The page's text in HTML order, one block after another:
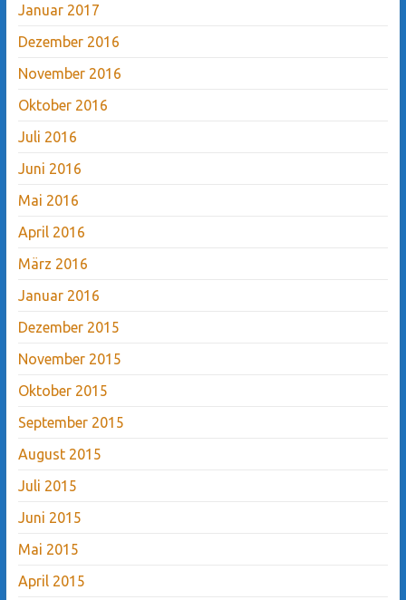
Januar 2017
Dezember 2016
November 2016
Oktober 2016
Juli 2016
Juni 2016
Mai 2016
April 2016
März 2016
Januar 2016
Dezember 2015
November 2015
Oktober 2015
September 2015
August 2015
Juli 2015
Juni 2015
Mai 2015
April 2015